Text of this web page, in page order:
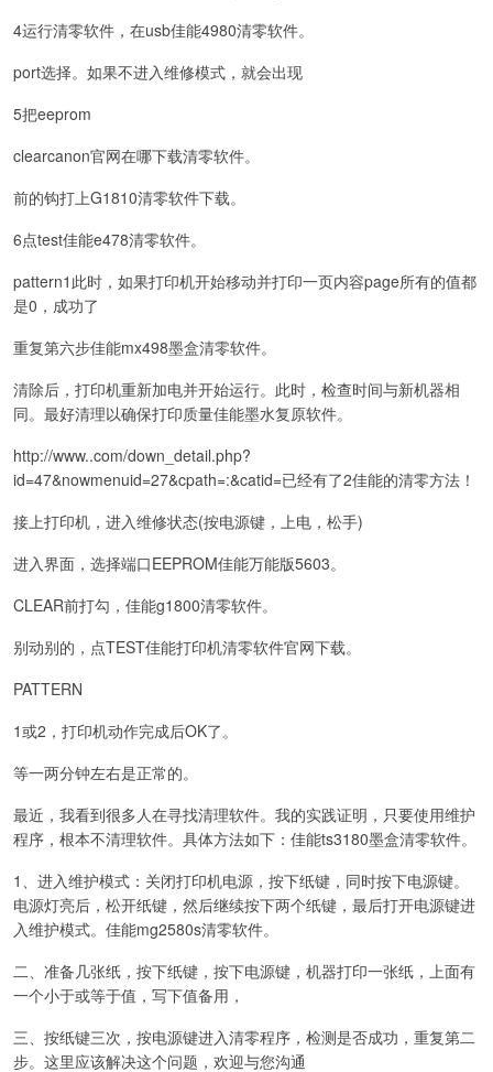
4运行清零软件，在usb佳能4980清零软件。
port选择。如果不进入维修模式，就会出现
5把eeprom
clearcanon官网在哪下载清零软件。
前的钩打上G1810清零软件下载。
6点test佳能e478清零软件。
pattern1此时，如果打印机开始移动并打印一页内容page所有的值都
是0，成功了
重复第六步佳能mx498墨盒清零软件。
清除后，打印机重新加电并开始运行。此时，检查时间与新机器相
同。最好清理以确保打印质量佳能墨水复原软件。
http://www..com/down_detail.php?
id=47&nowmenuid=27&cpath=:&catid=已经有了2佳能的清零方法！
接上打印机，进入维修状态(按电源键，上电，松手)
进入界面，选择端口EEPROM佳能万能版5603。
CLEAR前打勾，佳能g1800清零软件。
别动别的，点TEST佳能打印机清零软件官网下载。
PATTERN
1或2，打印机动作完成后OK了。
等一两分钟左右是正常的。
最近，我看到很多人在寻找清理软件。我的实践证明，只要使用维护
程序，根本不清理软件。具体方法如下：佳能ts3180墨盒清零软件。
1、进入维护模式：关闭打印机电源，按下纸键，同时按下电源键。
电源灯亮后，松开纸键，然后继续按下两个纸键，最后打开电源键进
入维护模式。佳能mg2580s清零软件。
二、准备几张纸，按下纸键，按下电源键，机器打印一张纸，上面有
一个小于或等于值，写下值备用，
三、按纸键三次，按电源键进入清零程序，检测是否成功，重复第二
步。这里应该解决这个问题，欢迎与您沟通